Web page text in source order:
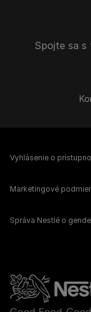
Spojte sa
Vyhlásenie o
Marketingové
Správa Nestlé o